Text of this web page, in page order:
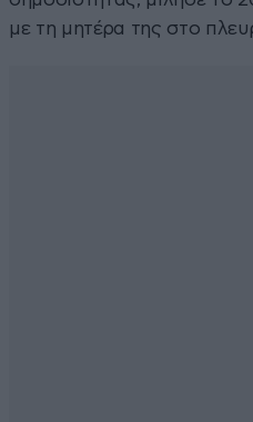
με τη μητέρα της στο